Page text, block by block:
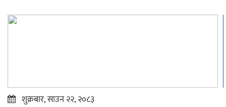
शुक्रबार, साउन २२, २०८३